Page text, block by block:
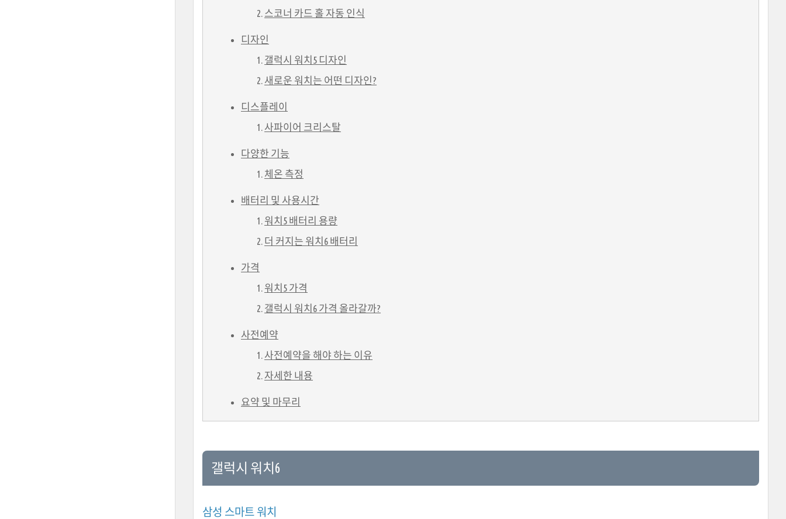
스코너 카드 홀 자동 인식
디자인
갤럭시 워치5 디자인
새로운 워치는 어떤 디자인?
디스플레이
사파이어 크리스탈
다양한 기능
체온 측정
배터리 및 사용시간
워치5 배터리 용량
더 커지는 워치6 배터리
가격
워치5 가격
갤럭시 워치6 가격 올라갈까?
사전예약
사전예약을 해야 하는 이유
자세한 내용
요약 및 마무리
갤럭시 워치6
삼성 스마트 워치